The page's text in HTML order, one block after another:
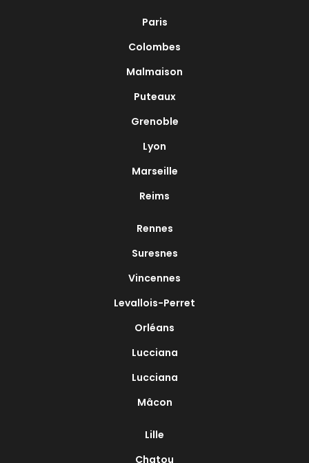
Paris
Colombes
Malmaison
Puteaux
Grenoble
Lyon
Marseille
Reims
Rennes
Suresnes
Vincennes
Levallois-Perret
Orléans
Lucciana
Lucciana
Mâcon
Lille
Chatou